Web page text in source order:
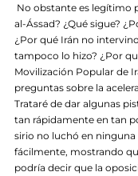
No obstante es legítimo
al-Ássad? ¿Qué sigue?
¿Por qué Irán no
tampoco lo hizo? ¿Por
Movilización Popular de
preguntas sobre la
Trataré de dar algunas
tan rápidamente en tan
sirio no luchó en ninguna
fácilmente, mostrando
podría decir que la